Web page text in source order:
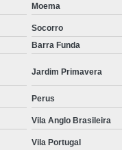
Tratamento Hiperbárica
Tratamento
Tratamento por
Tratamento de
Moema
Socorro
Barra Funda
Jardim Primavera
Perus
Vila Anglo Brasileira
Vila Portugal